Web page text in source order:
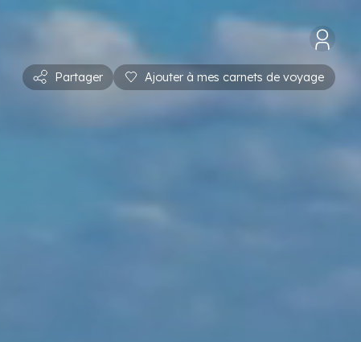
Partager Ajouter à mes carnets de voyage